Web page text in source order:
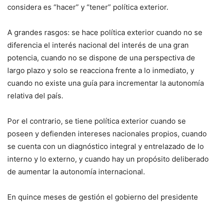
considera es “hacer” y “tener” política exterior.
A grandes rasgos: se hace política exterior cuando no se
diferencia el interés nacional del interés de una gran
potencia, cuando no se dispone de una perspectiva de
largo plazo y solo se reacciona frente a lo inmediato, y
cuando no existe una guía para incrementar la autonomía
relativa del país.
Por el contrario, se tiene política exterior cuando se
poseen y defienden intereses nacionales propios, cuando
se cuenta con un diagnóstico integral y entrelazado de lo
interno y lo externo, y cuando hay un propósito deliberado
de aumentar la autonomía internacional.
En quince meses de gestión el gobierno del presidente